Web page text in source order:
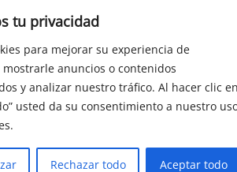
tu privacidad
para mejorar su experiencia de
mostrarle anuncios o contenidos
y analizar nuestro tráfico. Al hacer clic
usted da su consentimiento a nuestro
Rechazar todo Aceptar todo